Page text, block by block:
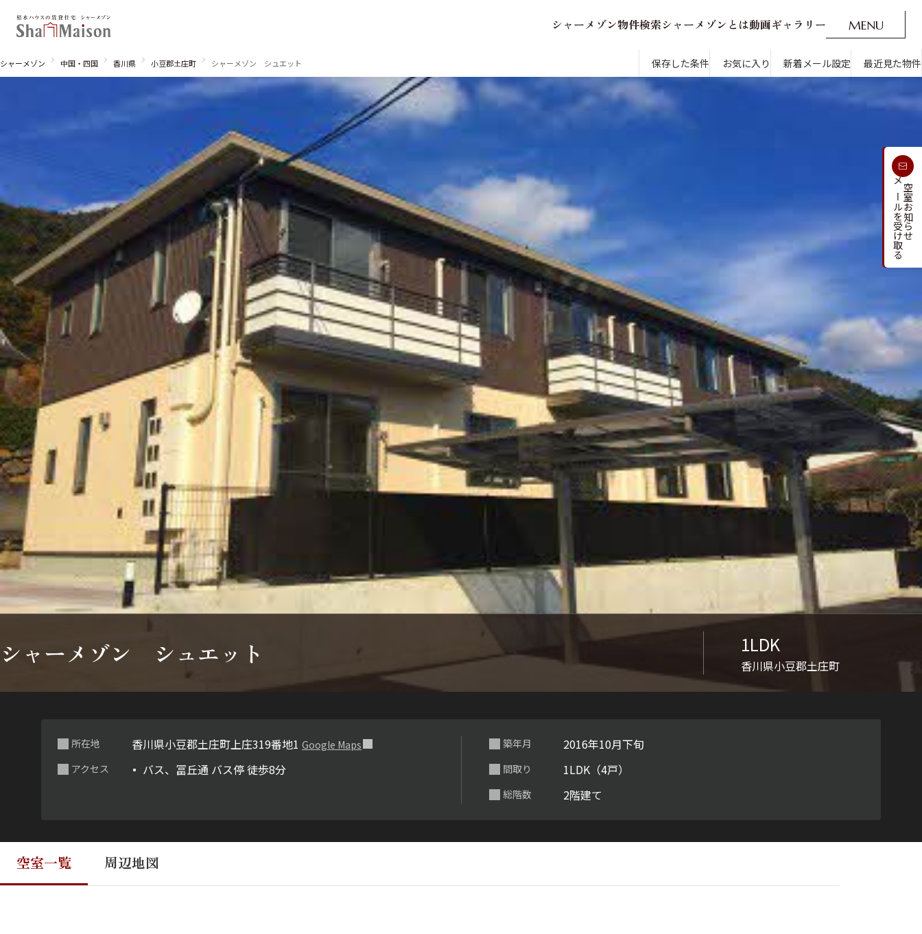
シ ャーメ ゾン物件検索シ ャーメ ゾン とは動画ギャ ラ リ ー MENU
O
新着メール設定 最近見た物件 CLOSE
東北 関東
中部
関西
中国・四国 九州
市区郡・路線・駅から探す
地図から探す
シャーメゾンとは シャーメゾンセレクション ルームツアー
ShaMaison STYLE
シャーメゾンショップを探す
らくらく内見
シャーメゾンライフサポート
自立型サービス付き・シニア向け
お問い合わせ・よくある質問
らくらくパートナー
シャーメゾンライフ GUARD
らくらくプラチナ
新着メールを
受け取る
シャーメゾン 中国・四国 香川県 小豆郡土庄町 シャーメゾン シュエット 保存した条件 お気に入り 新着メール設定 最近見た物件
シャーメゾン シュエット 1LDK
香川県小豆郡土庄町
所在地 香川県小豆郡土庄町上庄319番地1 Google Maps
アクセス
バス、冨丘通 バス停 徒歩8分
築年月 2016年10月下旬
間取り 1LDK（4戸）
総階数 2階建て
空室一覧 周辺地図
空室お知らせ
メールを受け取る